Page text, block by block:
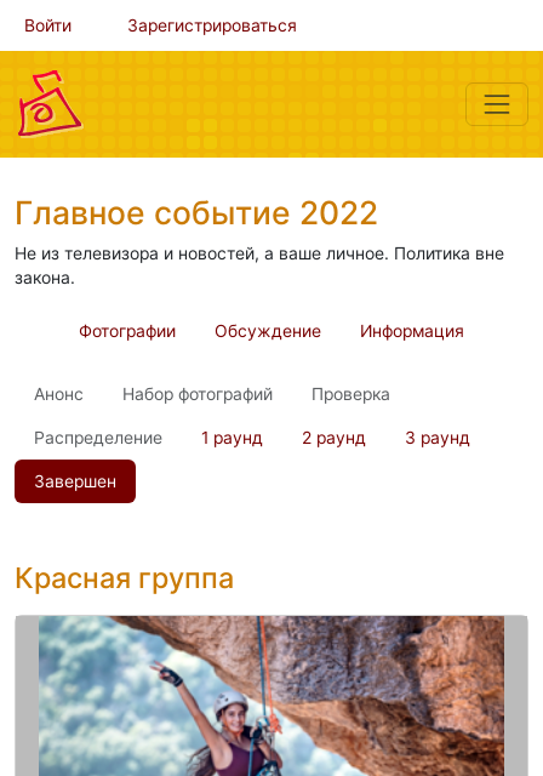
Войти Зарегистрироваться
Главное событие 2022
Не из телевизора и новостей, а ваше личное. Политика вне
закона.
Фотографии Обсуждение Информация
Анонс Набор фотографий Проверка
Распределение 1 раунд 2 раунд 3 раунд
Завершен
Красная группа